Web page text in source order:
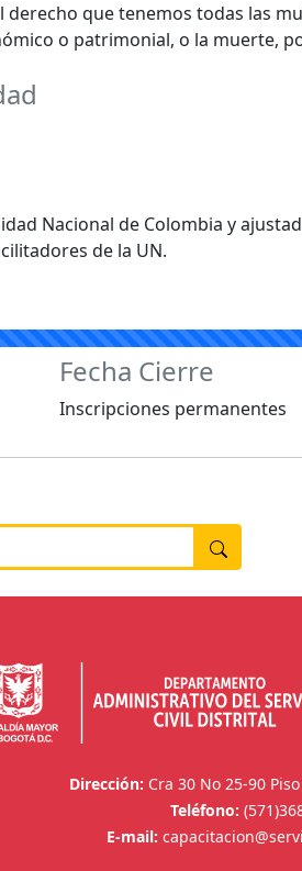
derecho que tenemos todas las
o patrimonial, o la muerte,
Nacional de Colombia y
de la UN.
Fecha Cierre
Inscripciones permanentes
Dirección: Cra 30 No 25-90
Teléfono:
E-mail: